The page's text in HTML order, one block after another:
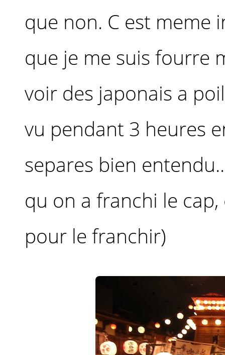
que non. C est meme
que je me suis fourre
voir des japonais a
vu pendant 3 heures
separes bien
qu on a franchi le
pour le franchir)